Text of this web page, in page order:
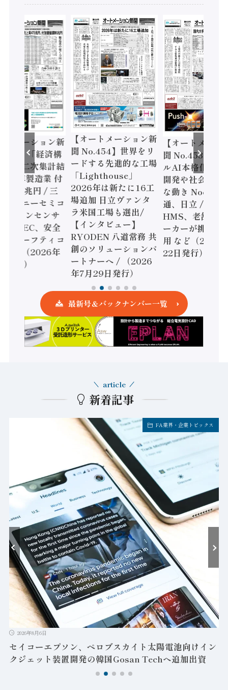
トメーション新
】「経済構
調査二次集計結
年製造業 付
額86兆円 / 三
とソニーセミコ
ジョンセンサ
/ IDEC、安全
すセーフティコ
ーラ（2026年
発行）
【オートメーション新
聞 No.454】世界をリ
ードする先進的な工場
「Lighthouse」
2026年は新たに16工
場追加 日立ヴァンタ
ラ米国工場も選出/
【インタビュー】
RYODEN 八道常務 共
創のソリューションパ
ートナーへ / （2026
年7月29日発行）
【オートメーシ
聞 No.453】フ
ルAI本格化へ
開発や社会実装
な動き Noetra
通、日立 / 兵神
HMS、老舗ポ
ーカーが挑むデ
用 など（2026
22日発行）
最新号＆バックナンバー一覧
新着記事
article
FA業界・企業トピックス
2026年8月6日
セイコーエプソン、ペロブスカイト太陽電池向けイン
クジェット装置開発の韓国Gosan Techへ追加出資